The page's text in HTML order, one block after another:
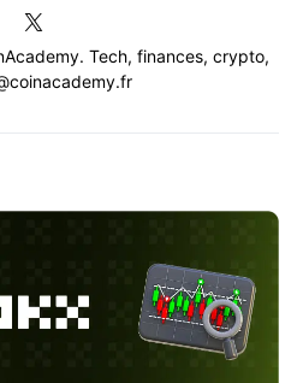
Tech, finances, crypto,